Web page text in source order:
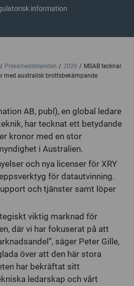
information
Pressmeddelanden 2026
MSAB tecknar
med australisk brottsbekämpande
AB, publ), en global ledare
har tecknat ett betydande
kronor med en stor
i Australien.
och nya licenser för XRY
för datautvinning.
och tjänster samt löper
viktig marknad för
där vi har fokuserat på att
säger Peter Gille,
över att den här stora
har bekräftat sitt
ledarskap och vårt